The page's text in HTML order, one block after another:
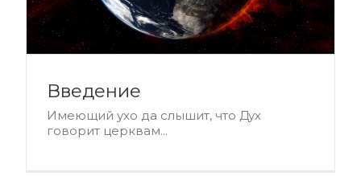
Введение
Имеющий ухо да слышит, что Дух
говорит церквам...